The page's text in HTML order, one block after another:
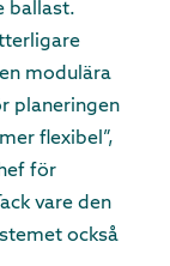
ballast.
modulära
planeringen
flexibel”,
för
vare den
också